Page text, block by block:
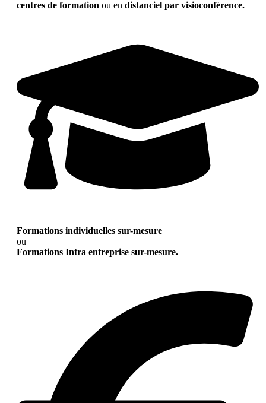
centres de formation ou en distanciel par visioconférence.
Formations individuelles sur-mesure
ou
Formations Intra entreprise sur-mesure.